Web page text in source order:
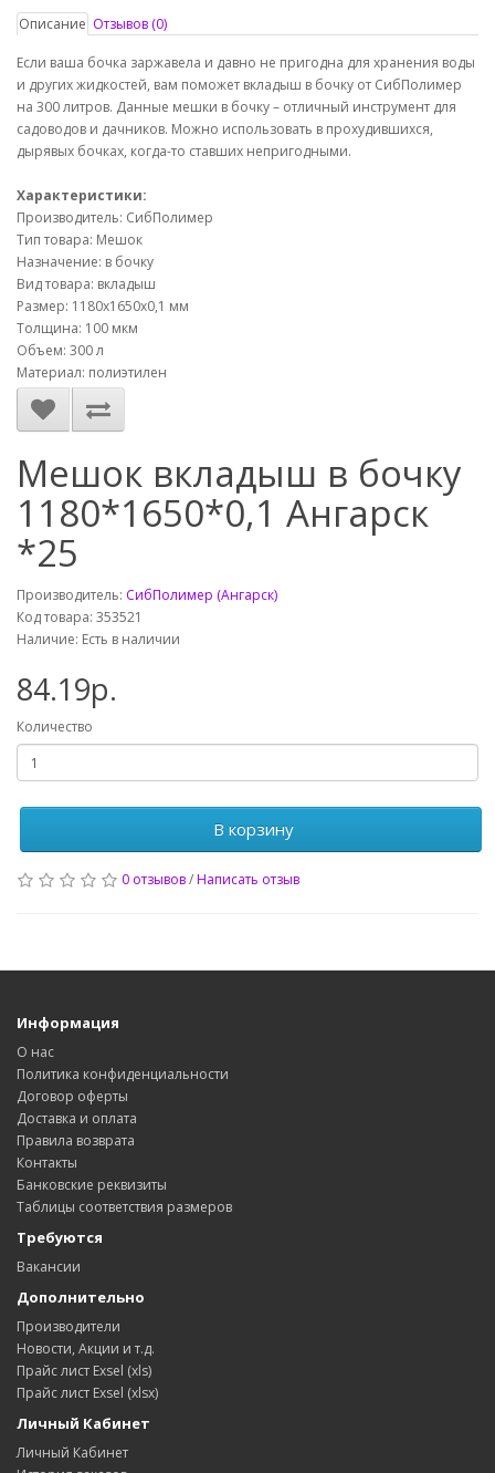
Описание Отзывов (0)
Если ваша бочка заржавела и давно не пригодна для хранения воды
и других жидкостей, вам поможет вкладыш в бочку от СибПолимер
на 300 литров. Данные мешки в бочку – отличный инструмент для
садоводов и дачников. Можно использовать в прохудившихся,
дырявых бочках, когда-то ставших непригодными.
Характеристики:
Производитель: СибПолимер
Тип товара: Мешок
Назначение: в бочку
Вид товара: вкладыш
Размер: 1180х1650х0,1 мм
Толщина: 100 мкм
Объем: 300 л
Материал: полиэтилен
Мешок вкладыш в бочку
1180*1650*0,1 Ангарск
*25
Производитель: СибПолимер (Ангарск)
Код товара: 353521
Наличие: Есть в наличии
84.19р.
Количество
В корзину
0 отзывов/Написать отзыв
Информация
О нас
Политика конфиденциальности
Договор оферты
Доставка и оплата
Правила возврата
Контакты
Банковские реквизиты
Таблицы соответствия размеров
Требуются
Вакансии
Дополнительно
Производители
Новости, Акции и т.д.
Прайс лист Exsel (xls)
Прайс лист Exsel (xlsx)
Личный Кабинет
Личный Кабинет